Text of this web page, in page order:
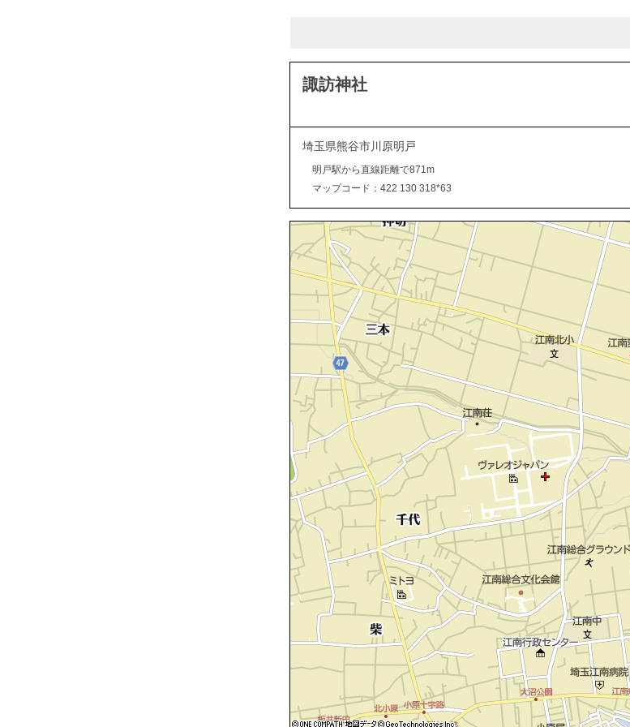
諏訪神社
埼玉県熊谷市川原明戸
明戸駅から直線距離で871m
マップコード：422 130 318*63